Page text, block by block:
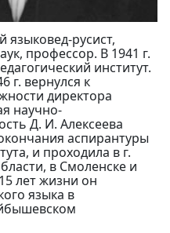
языковед-русист,
профессор. В 1941 г.
институт.
г. вернулся к
директора
научно-
Д. И. Алексеева
аспирантуры
и проходила в г.
в Смоленске и
лет жизни он
языка в